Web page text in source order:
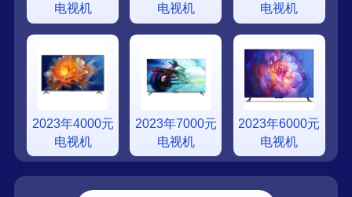
电视机
电视机
电视机
2023年4000元
电视机
2023年7000元
电视机
2023年6000元
电视机